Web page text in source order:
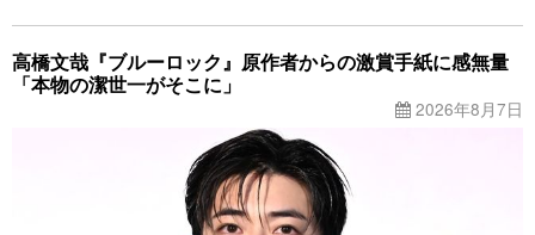
高橋文哉『ブルーロック』原作者からの激賞手紙に感無量
「本物の潔世一がそこに」
2026年8月7日